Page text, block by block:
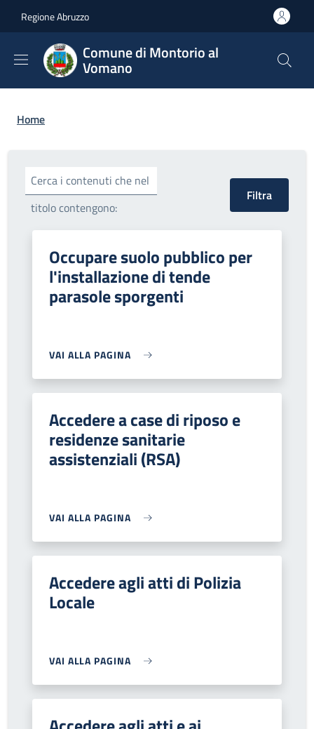
Regione Abruzzo
Comune di Montorio al
Vomano
Briciole di pane
Home
Cerca i contenuti che nel
titolo contengono:
Occupare suolo pubblico per
l'installazione di tende
parasole sporgenti
VAI ALLA PAGINA
Accedere a case di riposo e
residenze sanitarie
assistenziali (RSA)
VAI ALLA PAGINA
Accedere agli atti di Polizia
Locale
VAI ALLA PAGINA